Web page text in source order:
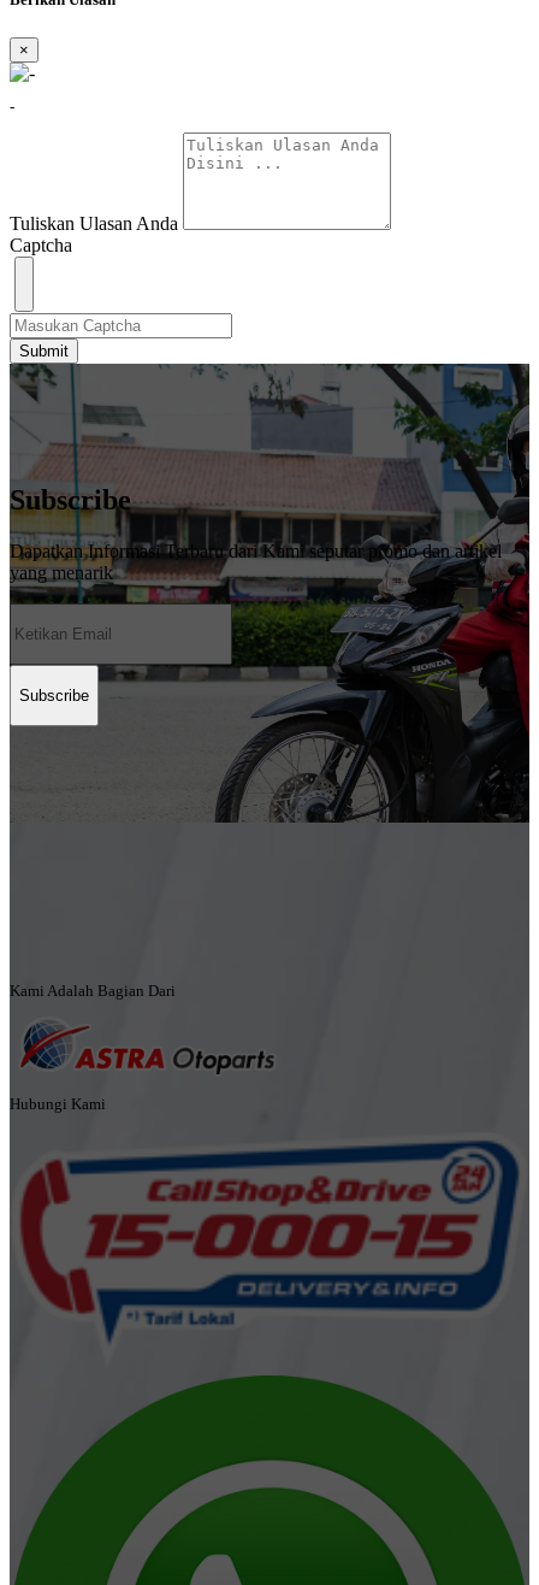
×
-
Tuliskan Ulasan Anda
Captcha
Submit
Subscribe
Dapatkan Informasi Terbaru dari Kami seputar promo dan artikel
yang menarik
Subscribe
Kami Adalah Bagian Dari
Hubungi Kami